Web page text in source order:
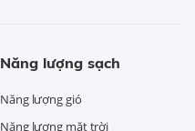
Năng lượng sạch
Năng lượng gió
Năng lượng mặt trời